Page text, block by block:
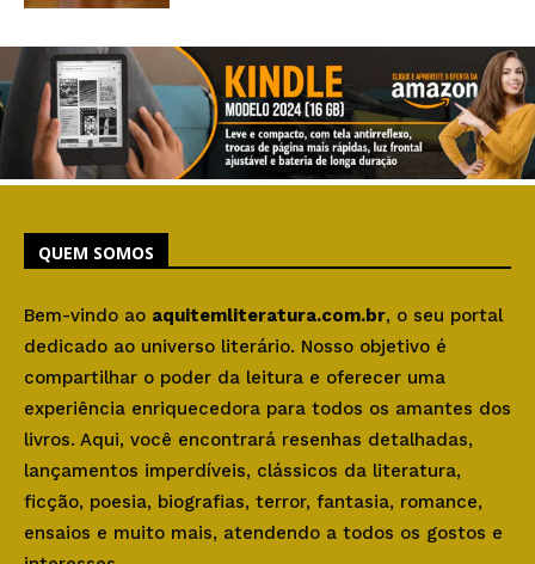
QUEM SOMOS
Bem-vindo ao aquitemliteratura.com.br, o seu portal
dedicado ao universo literário. Nosso objetivo é
compartilhar o poder da leitura e oferecer uma
experiência enriquecedora para todos os amantes dos
livros. Aqui, você encontrará resenhas detalhadas,
lançamentos imperdíveis, clássicos da literatura,
ficção, poesia, biografias, terror, fantasia, romance,
ensaios e muito mais, atendendo a todos os gostos e